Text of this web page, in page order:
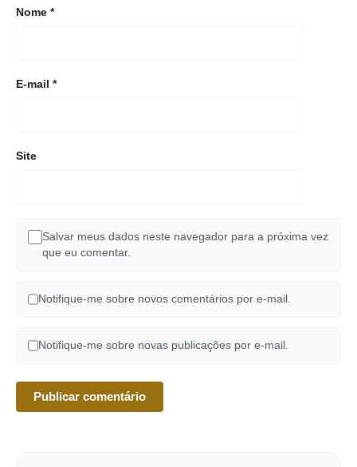
Nome *
E-mail *
Site
Salvar meus dados neste navegador para a próxima vez
que eu comentar.
Notifique-me sobre novos comentários por e-mail.
Notifique-me sobre novas publicações por e-mail.